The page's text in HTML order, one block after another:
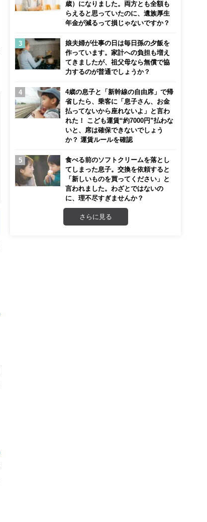
歳）になりました。両方とも全額も
らえると思っていたのに、遺族厚生
年金が減るって損じゃないですか？
娘夫婦が仕事の日は毎日孫の夕飯を
作っています。家計への負担も増え
てきましたが、祖父母なら無償で協
力するのが普通でしょうか？
4歳の息子と「新幹線の自由席」で帰
省したら、乗客に「息子さん、お金
払ってないから座れないよ」と言わ
れた！ こども運賃“約7000円”払わな
いと、席は確保できないでしょう
か？ 運賃ルールを確認
食べる前のソフトクリームを落とし
てしまった息子。交換を依頼すると
「新しいものを買ってください」と
言われました。わざとではないの
に、理不尽すぎませんか？
さらに見る